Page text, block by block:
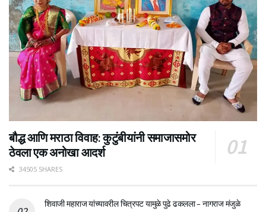
बौद्ध आणि मराठा विवाह: कुटुंबीयांनी समाजासमोर
ठेवला एक अनोखा आदर्श
34505 SHARES
शिवाजी महाराज यांच्यावरील चित्रपट यामुळे पुढे ढकलला – नागराज मंजुळे